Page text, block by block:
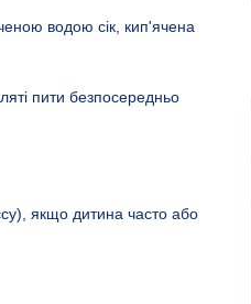
водою сік, кип'ячена
пити безпосередньо
якщо дитина часто або